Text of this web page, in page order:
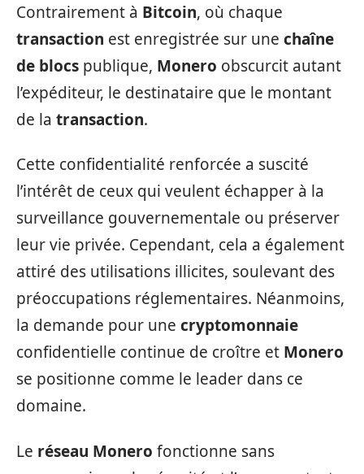
Contrairement à Bitcoin, où chaque
transaction est enregistrée sur une chaîne
de blocs publique, Monero obscurcit autant
l’expéditeur, le destinataire que le montant
de la transaction.
Cette confidentialité renforcée a suscité
l’intérêt de ceux qui veulent échapper à la
surveillance gouvernementale ou préserver
leur vie privée. Cependant, cela a également
attiré des utilisations illicites, soulevant des
préoccupations réglementaires. Néanmoins,
la demande pour une cryptomonnaie
confidentielle continue de croître et Monero
se positionne comme le leader dans ce
domaine.
Le réseau Monero fonctionne sans